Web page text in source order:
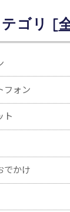
ゴリ [
フォン
ト
でかけ